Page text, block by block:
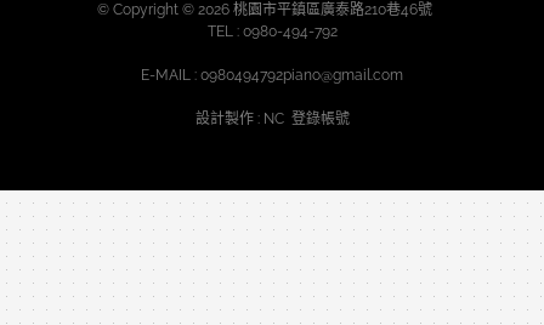
© Copyright © 2026 桃園市平鎮區廣泰路210巷46號
TEL : 0980-494-792
E-MAIL : 0980494792piano@gmail.com
設計製作: NC 登錄帳號